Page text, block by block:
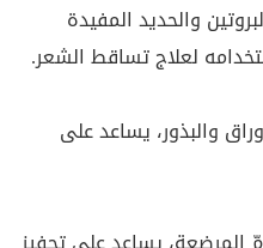
والحديد المفيدة
لعلاج تساقط الشعر.
والبذور، يساعد على